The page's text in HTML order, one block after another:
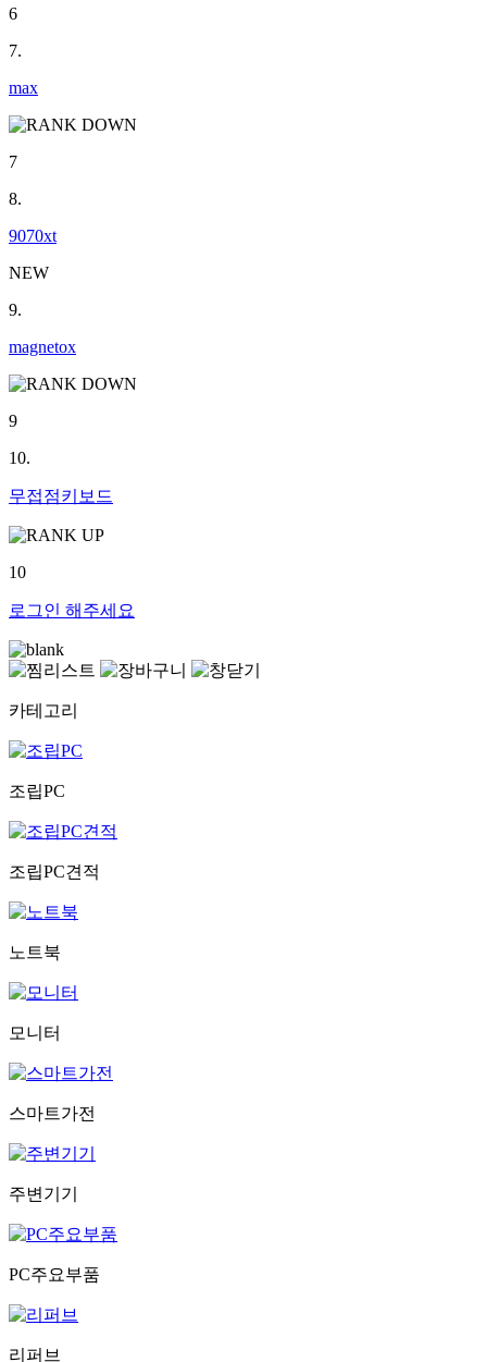
6
7.
max
7
8.
9070xt
NEW
9.
magnetox
9
10.
무접점키보드
10
로그인 해주세요
카테고리
조립PC
조립PC견적
노트북
모니터
스마트가전
주변기기
PC주요부품
리퍼브